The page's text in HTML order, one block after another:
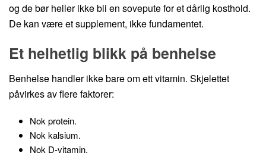
og de bør heller ikke bli en sovepute for et dårlig kosthold.
De kan være et supplement, ikke fundamentet.
Et helhetlig blikk på benhelse
Benhelse handler ikke bare om ett vitamin. Skjelettet
påvirkes av flere faktorer:
Nok protein.
Nok kalsium.
Nok D-vitamin.